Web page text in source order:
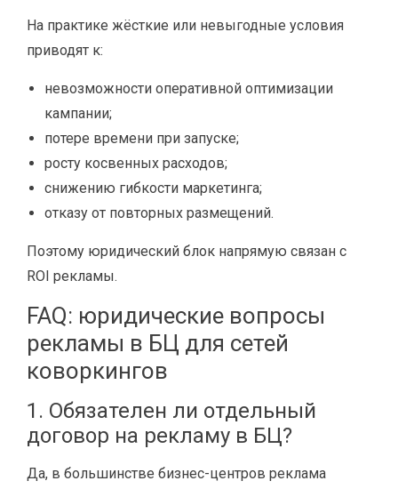
На практике жёсткие или невыгодные условия
приводят к:
невозможности оперативной оптимизации
кампании;
потере времени при запуске;
росту косвенных расходов;
снижению гибкости маркетинга;
отказу от повторных размещений.
Поэтому юридический блок напрямую связан с
ROI рекламы.
FAQ: юридические вопросы
рекламы в БЦ для сетей
коворкингов
1. Обязателен ли отдельный
договор на рекламу в БЦ?
Да, в большинстве бизнес-центров реклама